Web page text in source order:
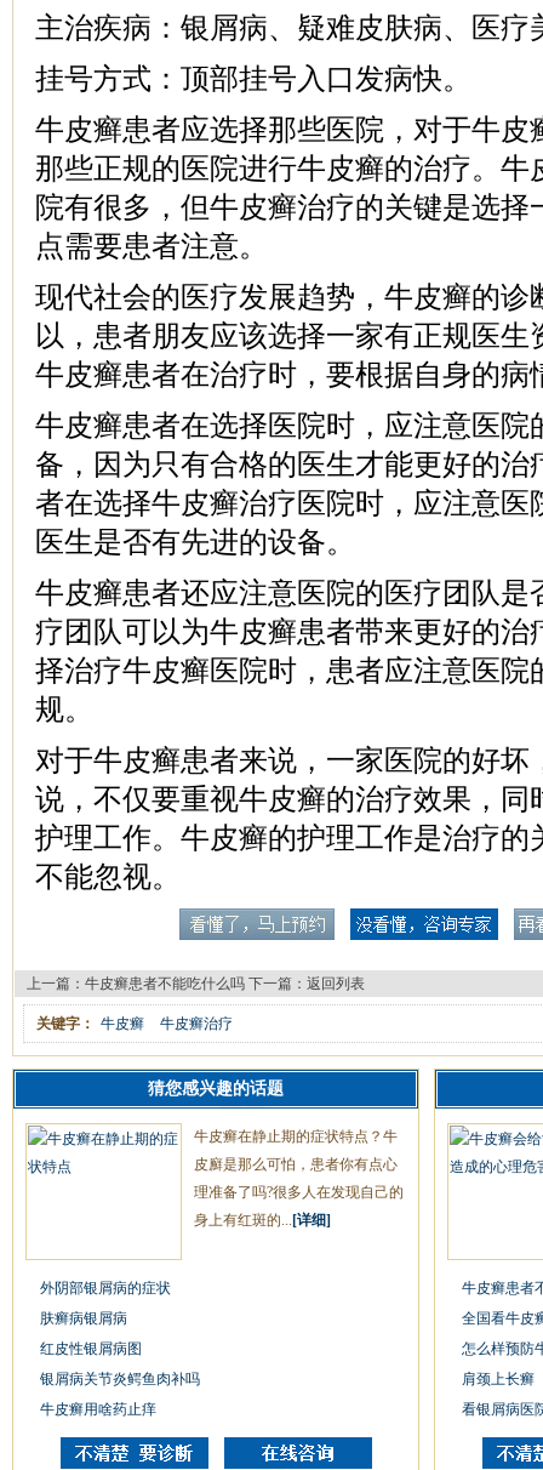
主治疾病：银屑病、疑难皮肤病、医疗
挂号方式：顶部挂号入口发病快。
牛皮癣患者应选择那些医院，对于牛皮
那些正规的医院进行牛皮癣的治疗。牛
院有很多，但牛皮癣治疗的关键是选择
点需要患者注意。
现代社会的医疗发展趋势，牛皮癣的诊
以，患者朋友应该选择一家有正规医生
牛皮癣患者在治疗时，要根据自身的病
牛皮癣患者在选择医院时，应注意医院
备，因为只有合格的医生才能更好的治
者在选择牛皮癣治疗医院时，应注意医
医生是否有先进的设备。
牛皮癣患者还应注意医院的医疗团队是
疗团队可以为牛皮癣患者带来更好的治
择治疗牛皮癣医院时，患者应注意医院
规。
对于牛皮癣患者来说，一家医院的好坏
说，不仅要重视牛皮癣的治疗效果，同
护理工作。牛皮癣的护理工作是治疗的
不能忽视。
上一篇： 牛皮癣患者不能吃什么吗 下一篇： 返回列表
关键字： 牛皮癣 牛皮癣治疗
猜您感兴趣的话题
牛皮癣在静止期的症状特点？牛
皮廯是那么可怕，患者你有点心
理准备了吗?很多人在发现自己的
身上有红斑的... [详细]
外阴部银屑病的症状
肤癣病银屑病
红皮性银屑病图
银屑病关节炎鳄鱼肉补吗
牛皮癣用啥药止痒
牛皮癣患者
全国看牛皮
怎么样预防
肩颈上长癣
看银屑病医